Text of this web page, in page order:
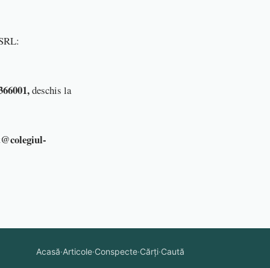
deschis la
Acasă·Articole·Conspecte·Cărți·Caută